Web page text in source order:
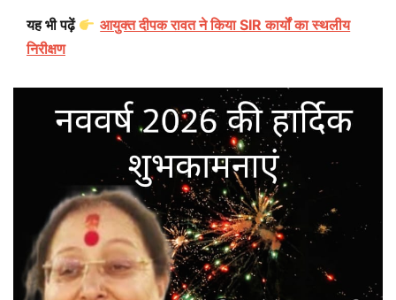
यह भी पढ़ें
आयुक्त दीपक रावत ने किया SIR कार्यों का स्थलीय
निरीक्षण